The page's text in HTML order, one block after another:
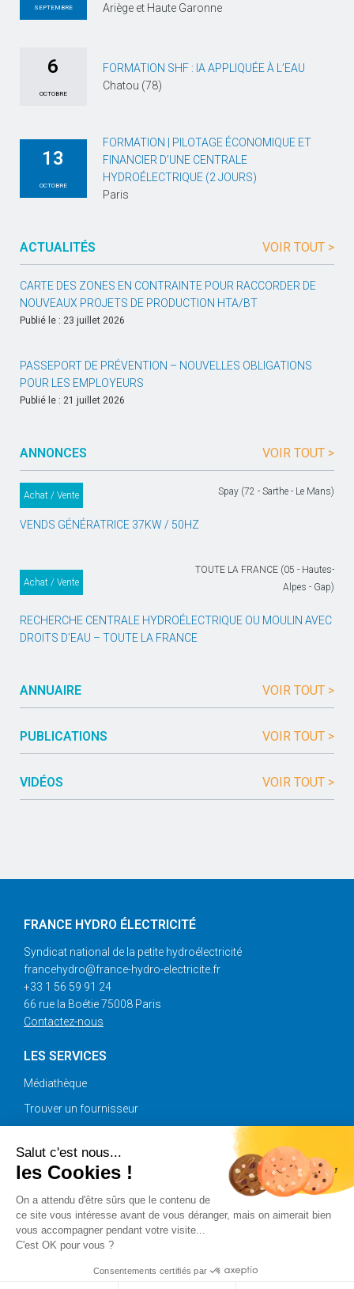
SEPTEMBRE
Ariège et Haute Garonne
6
OCTOBRE
FORMATION SHF : IA APPLIQUÉE À L’EAU
Chatou (78)
13
OCTOBRE
FORMATION | PILOTAGE ÉCONOMIQUE ET
FINANCIER D’UNE CENTRALE
HYDROÉLECTRIQUE (2 JOURS)
Paris
ACTUALITÉS VOIR TOUT >
CARTE DES ZONES EN CONTRAINTE POUR RACCORDER DE
NOUVEAUX PROJETS DE PRODUCTION HTA/BT
Publié le : 23 juillet 2026
PASSEPORT DE PRÉVENTION – NOUVELLES OBLIGATIONS
POUR LES EMPLOYEURS
Publié le : 21 juillet 2026
ANNONCES VOIR TOUT >
Achat / Vente Spay (72 - Sarthe - Le Mans)
VENDS GÉNÉRATRICE 37KW / 50HZ
Achat / Vente
TOUTE LA FRANCE (05 - Hautes-
Alpes - Gap)
RECHERCHE CENTRALE HYDROÉLECTRIQUE OU MOULIN AVEC
DROITS D’EAU – TOUTE LA FRANCE
ANNUAIRE VOIR TOUT >
PUBLICATIONS VOIR TOUT >
VIDÉOS VOIR TOUT >
FRANCE HYDRO ÉLECTRICITÉ
Syndicat national de la petite hydroélectricité
francehydro@france-hydro-electricite.fr
+33 1 56 59 91 24
66 rue la Boétie 75008 Paris
Contactez-nous
LES SERVICES
Médiathèque
Trouver un fournisseur
SUIVEZ-NOUS
Copyright © 2025 France Hydro Electricité |
Mentions légales
Crédits
Salut c'est nous...
les Cookies !
On a attendu d'être sûrs que le contenu de
ce site vous intéresse avant de vous déranger, mais on aimerait bien
vous accompagner pendant votre visite...
C'est OK pour vous ?
Consentements certifiés par